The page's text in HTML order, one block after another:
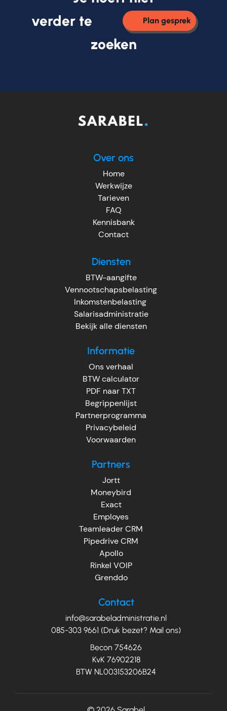
verder te
Plan gesprek
zoeken
Over ons
Home
Werkwijze
Tarieven
FAQ
Kennisbank
Contact
Diensten
BTW-aangifte
Vennootschapsbelasting
Inkomstenbelasting
Salarisadministratie
Bekijk alle diensten
Informatie
Ons verhaal
BTW calculator
PDF naar TXT
Begrippenlijst
Partnerprogramma
Privacybeleid
Voorwaarden
Partners
Jortt
Moneybird
Exact
Employes
Teamleader CRM
Pipedrive CRM
Apollo
Rinkel VOIP
Grenddo
Contact
info@sarabeladministratie.nl
085-303 9661 (Druk bezet? Mail ons)
Becon 754626
KvK 76902218
BTW NL003153206B24